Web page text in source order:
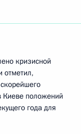
кризисной
отметил,
Киеве положений
года для